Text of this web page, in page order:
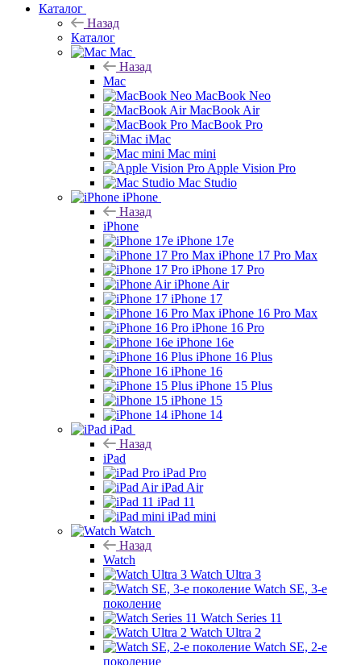
Каталог
Назад
Каталог
Mac
Назад
Mac
MacBook Neo
MacBook Air
MacBook Pro
iMac
Mac mini
Apple Vision Pro
Mac Studio
iPhone
Назад
iPhone
iPhone 17e
iPhone 17 Pro Max
iPhone 17 Pro
iPhone Air
iPhone 17
iPhone 16 Pro Max
iPhone 16 Pro
iPhone 16e
iPhone 16 Plus
iPhone 16
iPhone 15 Plus
iPhone 15
iPhone 14
iPad
Назад
iPad
iPad Pro
iPad Air
iPad 11
iPad mini
Watch
Назад
Watch
Watch Ultra 3
Watch SE, 3-е
поколение
Watch Series 11
Watch Ultra 2
Watch SE, 2-е
поколение